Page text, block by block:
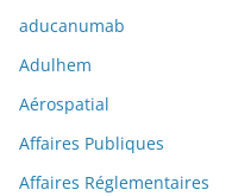
aducanumab
Adulhem
Aérospatial
Affaires Publiques
Affaires Réglementaires